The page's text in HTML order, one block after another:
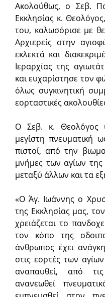
Ακολούθως, ο Σεβ.
Εκκλησίας κ.
του, καλωσόρισε με
Αρχιερείς στην
εκλεκτά και
Ιεραρχίας της
και ευχαρίστησε τον
όλως συγκινητική
εορταστικές
Ο Σεβ. κ. Θεολόγος
μεγίστη πνευματική
πιστοί, από την
μνήμες των αγίων της
μεταξύ άλλων και τα
«Ο Άγ. Ιωάννης ο
της Εκκλησίας μας,
χρειάζεται το
τον κόπο της
άνθρωπος έχει
στις εορτές των
αναπαυθεί, από
ανανεωθεί